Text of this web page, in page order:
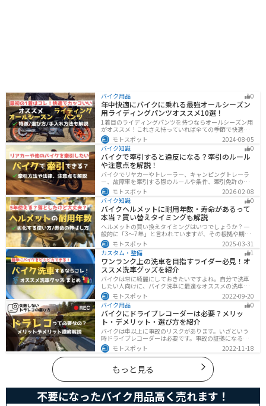
バイク用品 0
年中快適にバイクに乗れる最強オールシーズン
用ライディングパンツオススメ10選！
1着目のライディングパンツを持つならオールシーズン用
がオススメ！これさえ持っていれば全ての季節で快適に
ツーリングできます。快適性だけでなく、機能性やデザ
インに優れたものも多くあるので、安全にカッコよくバ
イクに乗りたい人は是非持っておきましょう。
モトスポット
2024-08-05
バイク知識
0
バイクで牽引すると違反になる？牽引のルール
や注意点を解説！
バイクでリヤカーやトレーラー、キャンピングトレーラ
ー、故障車を牽引する際のルールや条件、牽引免許の有
無、速度制限、必要な装備をわかりやすく解説。メリッ
ト・デメリットや注意点も紹介し、安全にバイクの積載
力をアップする方法をまとめました。
モトスポット
2026-02-08
バイク知識
0
バイクヘルメットに耐用年数・寿命があるって
本当？買い替えタイミングも解説
ヘルメットの買い換えタイミングはいつでしょうか？一
般的に「3〜7年」と言われていますが、その根拠や期限
前でも早めに交換した方がいいケースを紹介します。安
全にバイクに乗るためにもヘルメットの寿命についてし
っかりと理解しておきましょう。
モトスポット
2025-03-31
カスタム・整備
1
ワンランク上の洗車を目指すライダー必見！オ
ススメ洗車グッズを紹介
バイクは常に綺麗にしておきたいですよね。自分で洗車
したい人向けに、バイク洗車に最適なオススメの洗車グ
ッズを紹介します。汚れを落とすシャンプーからツヤを
出すワックスまで全て紹介します。自分でバイク洗車を
しようと思っている方は参考にしてください。
モトスポット
2022-09-20
バイク用品
0
バイクにドライブレコーダーは必要？メリッ
ト・デメリット・選び方を紹介
バイクは車以上に事故のリスクがあります。いざという
時ドライブレコーダーは必要です。事故の証拠になるの
はもちろん、ツーリングの記録など多数のメリットがあ
ります。ドライブレコーダーのメリットデメリット、選
び方についてまとめました。付けようか悩んでいる人は
参考にしてください。
モトスポット 2022-11-18
もっと見る
不要になったバイク用品高く売れます！